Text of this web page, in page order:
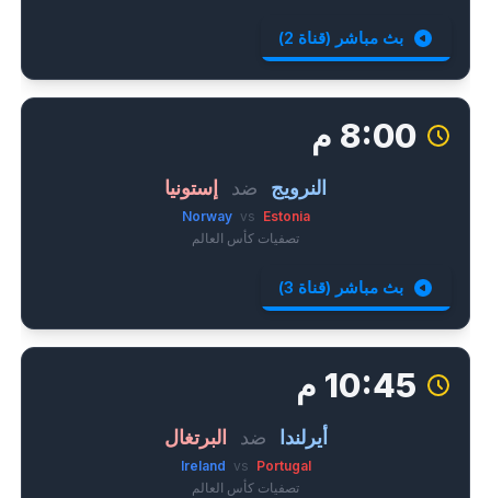
بث مباشر (قناة 2)
8:00 م
النرويج ضد إستونيا
Norway vs Estonia
تصفيات كأس العالم
بث مباشر (قناة 3)
10:45 م
أيرلندا ضد البرتغال
Ireland vs Portugal
تصفيات كأس العالم